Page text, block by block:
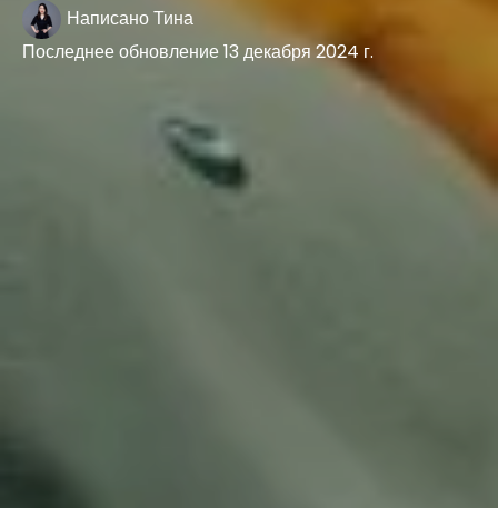
НаписаноТина
Последнее обновление13 декабря 2024 г.